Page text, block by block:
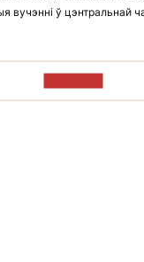
вучэнні ў цэнтральнай